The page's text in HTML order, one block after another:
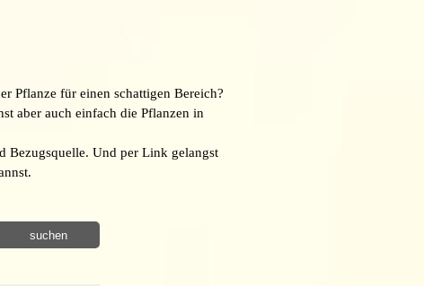
Pflanze für einen schattigen Bereich?
aber auch einfach die Pflanzen in
Bezugsquelle. Und per Link gelangst
suchen